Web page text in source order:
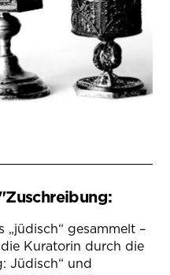
gesammelt –
Kuratorin durch die
Jüdisch“ und